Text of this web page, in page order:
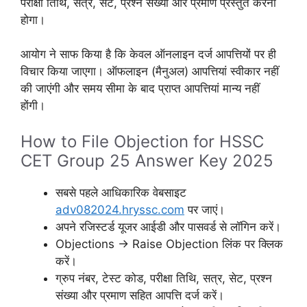
होगा।
आयोग ने साफ किया है कि केवल ऑनलाइन दर्ज आपत्तियों पर ही
विचार किया जाएगा। ऑफलाइन (मैनुअल) आपत्तियां स्वीकार नहीं
की जाएंगी और समय सीमा के बाद प्राप्त आपत्तियां मान्य नहीं
होंगी।
How to File Objection for HSSC
CET Group 25 Answer Key 2025
सबसे पहले आधिकारिक वेबसाइट
adv082024.hryssc.com पर जाएं।
अपने रजिस्टर्ड यूजर आईडी और पासवर्ड से लॉगिन करें।
Objections → Raise Objection लिंक पर क्लिक
करें।
ग्रुप नंबर, टेस्ट कोड, परीक्षा तिथि, सत्र, सेट, प्रश्न
संख्या और प्रमाण सहित आपत्ति दर्ज करें।